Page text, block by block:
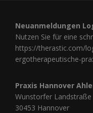
Neuanmeldungen
Nutzen Sie für eine
https://therastic.com/
ergotherapeutische-
Praxis Hannover
Wunstorfer Landstraße
30453 Hannover